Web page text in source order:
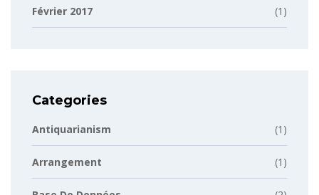
Février 2017 (1)
Categories
Antiquarianism (1)
Arrangement (1)